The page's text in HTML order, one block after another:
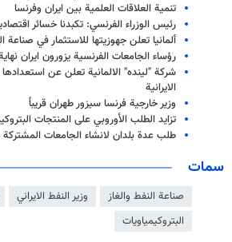
تنمية العلاقات العلمية بين ايران وفرنسا
رئيس الوزراء الفرنسي: تكبدنا خسائر
ألمانيا تعلن جهوزيتها للاستثمار في صناعة
رؤساء الجامعات الفرنسية يزورون ايران
شركة "لينده" الالمانية تعلن عن استعدادها
الايرانية
وزير خارجية فرنسا سيزور طهران قريباً
تزايد الطلب الأوروبي على المنتجات
طلب عدة بلدان لانشاء الجامعات المشتركة
سمات
صناعة النفط والغاز وزير النفط الايراني
البتروكيمياويات